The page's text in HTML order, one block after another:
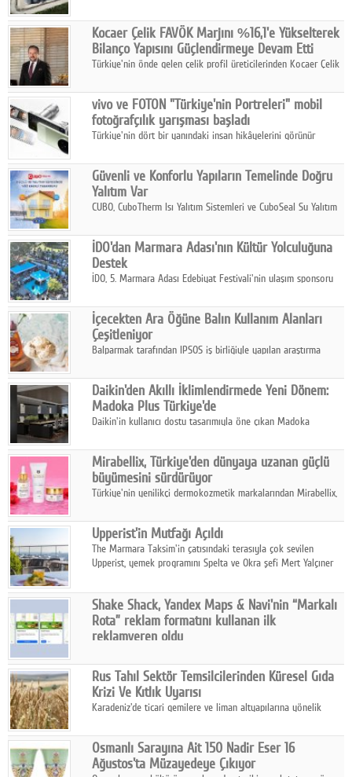
hasılatıyla Türkiye'nin en büyük 83. firması oldu.
Kocaer Çelik FAVÖK Marjını %16,1'e Yükselterek
Bilanço Yapısını Güçlendirmeye Devam Etti
Türkiye'nin önde gelen çelik profil üreticilerinden Kocaer Çelik
Çelik FAVÖK Marjını %16,1'e yükseltti.
vivo ve FOTON "Türkiye'nin Portreleri" mobil
fotoğrafçılık yarışması başladı
Türkiye'nin dört bir yanındaki insan hikâyelerini görünür
insanını, kültürünü ve yaşamını portre fotoğraflarıyla
anlatmaya davet ediyor.
Güvenli ve Konforlu Yapıların Temelinde Doğru
Yalıtım Var
CUBO, CuboTherm Isı Yalıtım Sistemleri ve CuboSeal Su Yalıtım
ve sürdürülebilir çözümler sunuyor.
İDO'dan Marmara Adası'nın Kültür Yolculuğuna
Destek
İDO, 5. Marmara Adası Edebiyat Festivali'nin ulaşım sponsoru
ettiriyor.
İçecekten Ara Öğüne Balın Kullanım Alanları
Çeşitleniyor
Balparmak tarafından IPSOS iş birliğiyle yapılan araştırma
ıhlamur gibi içeceklerde tercih ettiğini ortaya koyuyor.
Daikin'den Akıllı İklimlendirmede Yeni Dönem:
Madoka Plus Türkiye'de
Daikin'in kullanıcı dostu tasarımıyla öne çıkan Madoka
kontrol ünitesi Madoka Plus Türkiye'de satışa sunuldu.
Mirabellix, Türkiye'den dünyaya uzanan güçlü
büyümesini sürdürüyor
Türkiye'nin yenilikçi dermokozmetik markalarından Mirabellix,
ürünleriyle hem yurt içinde hem de uluslararası pazarlarda
büyümesini sürdürüyor.
Upperist'in Mutfağı Açıldı
The Marmara Taksim'in çatısındaki terasıyla çok sevilen
Upperist, yemek programını Spelta ve Okra şefi Mert Yalçıner
Shake Shack, Yandex Maps & Navi'nin “Markalı
Rota” reklam formatını kullanan ilk
reklamveren oldu
artırmak amacıyla Cereyan Medya ve Yandex Ads iş birliğiyle
Yandex Maps & Navi'nin yeni "Markalı Rota" reklam formatını
kullanan ilk marka oldu.
Rus Tahıl Sektör Temsilcilerinden Küresel Gıda
Krizi Ve Kıtlık Uyarısı
Karadeniz'de ticari gemilere ve liman altyapılarına yönelik
geçirdi.
Osmanlı Sarayına Ait 150 Nadir Eser 16
Ağustos'ta Müzayedeye Çıkıyor